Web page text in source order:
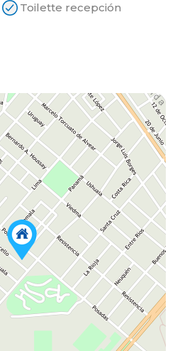
Toilette recepción